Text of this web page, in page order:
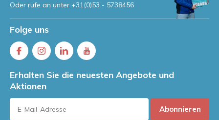
Oder rufe an unter +31(0)53 - 5738456
Folge uns
Erhalten Sie die neuesten Angebote und
Aktionen
Abonnieren